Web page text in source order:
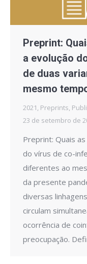
Preprint:
a evolução
de duas
mesmo
2021, Preprints,
23 de setembro de
Preprint: Quais
do vírus de co-
diferentes ao
da presente
diversas
circulam
ocorrência de
preocupação.